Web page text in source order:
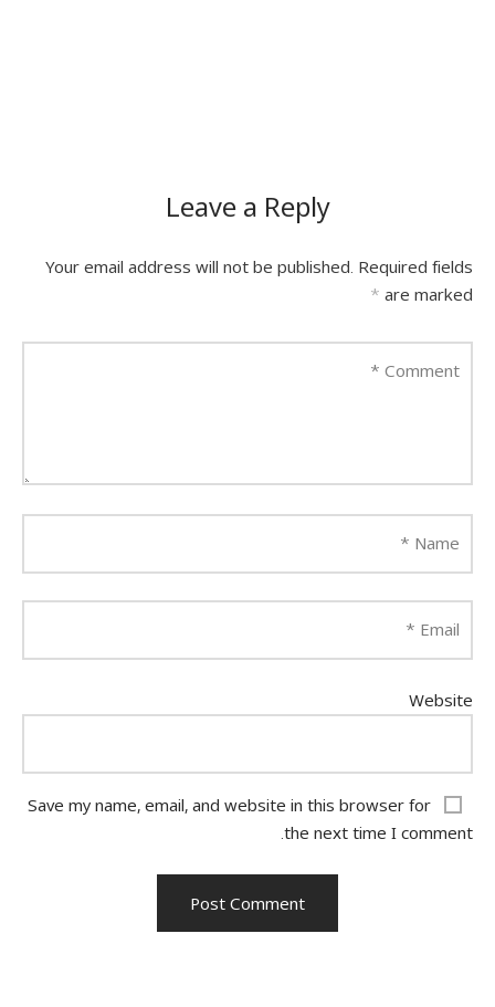
Leave a Reply
Your email address will not be published. Required fields
are marked
*
Comment
*
Name
*
Email
*
Website
Save my name, email, and website in this browser for
the next time I comment.